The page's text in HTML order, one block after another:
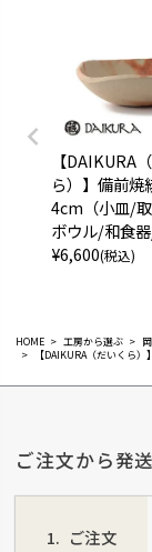
HOME 工房から選ぶ
【DAIKURA（だいくら
【DAIKURA
ら）】備前焼
4cm（小皿/
ボウル/和食器
¥6,600(税込)
ご注文から発
ご注文